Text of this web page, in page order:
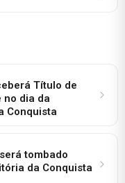
Título de
no dia da
Conquista
tombado
da Conquista